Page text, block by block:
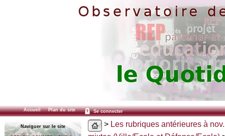
Accueil Plan du site Se connecter
Naviguer sur le site > Les rubriques antérieures à